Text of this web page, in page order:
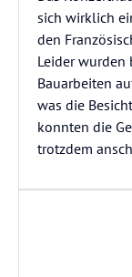
sich wirklich
den
Leider wurden
Bauarbeiten
was die
konnten die
trotzdem